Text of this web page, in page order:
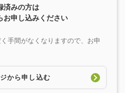
済みの方は
お申し込みください
手間がなくなりますので、お申
から申し込む